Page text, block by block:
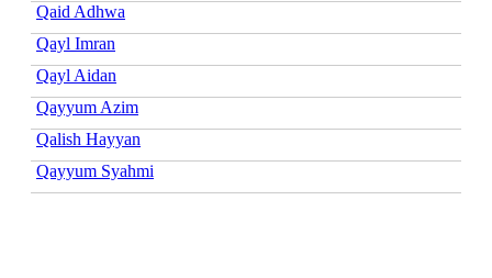
Qaid Adhwa
Qayl Imran
Qayl Aidan
Qayyum Azim
Qalish Hayyan
Qayyum Syahmi